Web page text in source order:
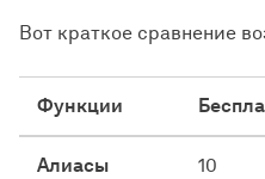
Вот краткое сравнение
Функции
Алиасы 10